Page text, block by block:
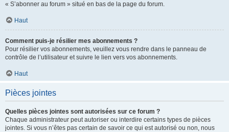
« S’abonner au forum » situé en bas de la page du forum.
Haut
Comment puis-je résilier mes abonnements ?
Pour résilier vos abonnements, veuillez vous rendre dans le panneau de
contrôle de l’utilisateur et suivre le lien vers vos abonnements.
Haut
Pièces jointes
Quelles pièces jointes sont autorisées sur ce forum ?
Chaque administrateur peut autoriser ou interdire certains types de pièces
jointes. Si vous n’êtes pas certain de savoir ce qui est autorisé ou non, nous